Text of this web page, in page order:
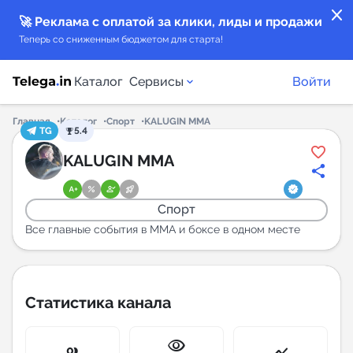
close
🚀 Реклама с оплатой за клики, лиды и продажи
Теперь со сниженным бюджетом для старта!
Каталог Сервисы
Каталог каналов
Каталог ботов
Горящие предложения
Индекс читаемости каналов в Telegram
New
Войти
Главная Каталог Спорт
KALUGIN MMA
TG
5.4
KALUGIN MMA
Спорт
Все главные события в ММА и боксе в одном месте
Статистика канала
visibility